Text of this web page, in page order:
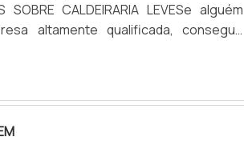
CALDEIRARIA LEVESe alguém
altamente qualificada, consegue
empresa com alto know-how em
a qualidade final para a fidelização do
caldeiraria leve, deve-se descartar
e serviços com ótima qualidade e
que mostram o comprometimento da